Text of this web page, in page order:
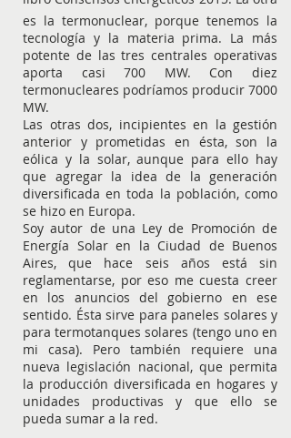
es la termonuclear, porque tenemos la
tecnología y la materia prima. La más
potente de las tres centrales operativas
aporta casi 700 MW. Con diez
termonucleares podríamos producir 7000
MW.
Las otras dos, incipientes en la gestión
anterior y prometidas en ésta, son la
eólica y la solar, aunque para ello hay
que agregar la idea de la generación
diversificada en toda la población, como
se hizo en Europa.
Soy autor de una Ley de Promoción de
Energía Solar en la Ciudad de Buenos
Aires, que hace seis años está sin
reglamentarse, por eso me cuesta creer
en los anuncios del gobierno en ese
sentido. Ésta sirve para paneles solares y
para termotanques solares (tengo uno en
mi casa). Pero también requiere una
nueva legislación nacional, que permita
la producción diversificada en hogares y
unidades productivas y que ello se
pueda sumar a la red.